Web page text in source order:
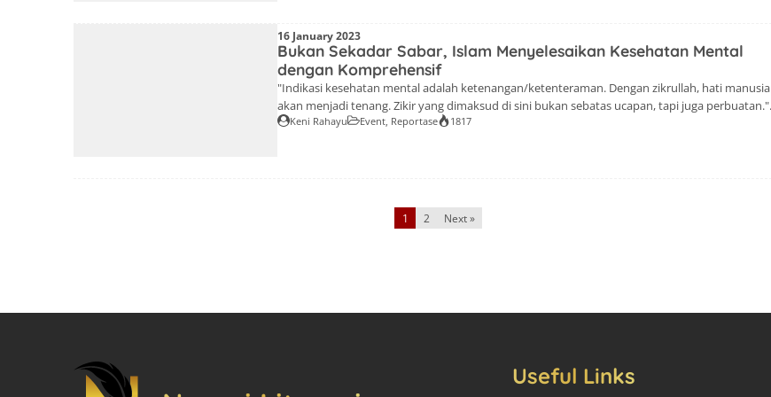
16 January 2023
Bukan Sekadar Sabar, Islam Menyelesaikan Kesehatan Mental
dengan Komprehensif
"Indikasi kesehatan mental adalah ketenangan/ketenteraman. Dengan zikrullah, hati manusia
akan menjadi tenang. Zikir yang dimaksud di sini bukan sebatas ucapan, tapi juga perbuatan."
Oleh. Keni Rahayu(Kontributor NarasiPost.Com) NarasiPost.Com-Kesehatan mental bagi
Keni Rahayu Event Reportase 1817
1 2 Next »
Useful Links